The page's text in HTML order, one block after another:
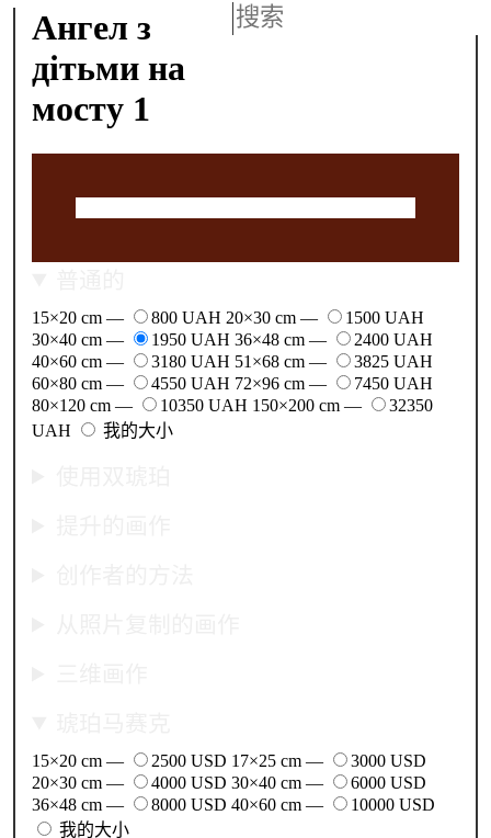
Ангел з
дітьми на
мосту 1
15×20 cm — 800 UAH 20×30 cm —
1500 UAH
30×40 cm —
1950 UAH 36×48 cm —
2400 UAH
40×60 cm —
3180 UAH 51×68 cm —
3825 UAH
60×80 cm —
4550 UAH 72×96 cm —
7450 UAH
80×120 cm —
10350 UAH 150×200 cm —
32350
UAH
我的大小
15×20 cm — 2500 USD 17×25 cm —
3000 USD
20×30 cm —
4000 USD 30×40 cm —
6000 USD
36×48 cm —
8000 USD 40×60 cm —
10000 USD
我的大小